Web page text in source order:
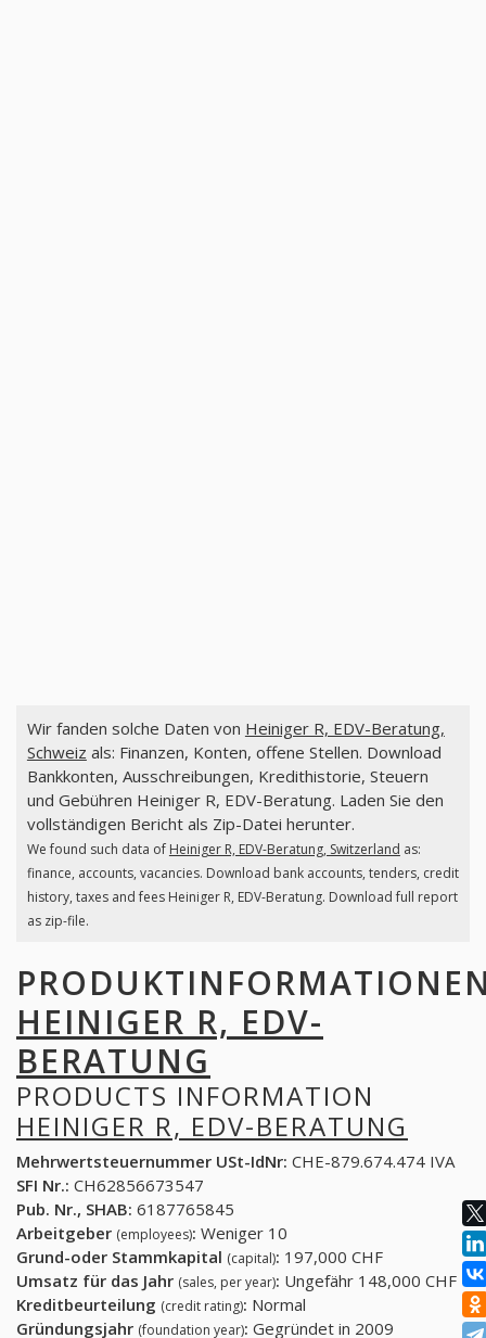
Wir fanden solche Daten von Heiniger R, EDV-Beratung,
Schweiz als: Finanzen, Konten, offene Stellen. Download
Bankkonten, Ausschreibungen, Kredithistorie, Steuern
und Gebühren Heiniger R, EDV-Beratung. Laden Sie den
vollständigen Bericht als Zip-Datei herunter.
We found such data of Heiniger R, EDV-Beratung, Switzerland as:
finance, accounts, vacancies. Download bank accounts, tenders, credit
history, taxes and fees Heiniger R, EDV-Beratung. Download full report
as zip-file.
HEINIGER R, EDV-
BERATUNG
PRODUCTS INFORMATION
HEINIGER R, EDV-BERATUNG
Mehrwertsteuernummer USt-IdNr: CHE-879.674.474 IVA
SFI Nr.: CH62856673547
Pub. Nr., SHAB: 6187765845
Arbeitgeber (employees): Weniger 10
Grund-oder Stammkapital (capital): 197,000 CHF
Umsatz für das Jahr (sales, per year): Ungefähr 148,000 CHF
Kreditbeurteilung (credit rating): Normal
Gründungsjahr (foundation year): Gegründet in 2009